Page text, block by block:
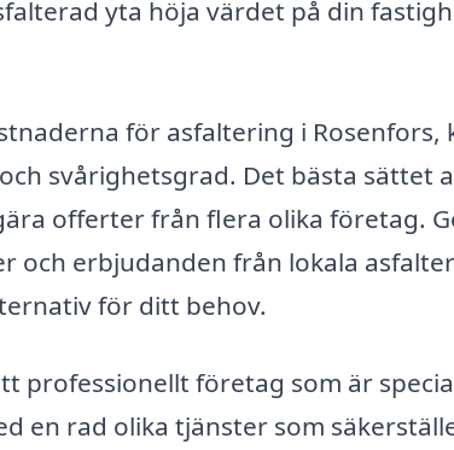
yta höja värdet på din
för asfaltering i Rosenfors,
svårighetsgrad. Det bästa sättet
offerter från flera olika företag.
och erbjudanden från lokala
för ditt behov.
professionellt företag som är
en rad olika tjänster som